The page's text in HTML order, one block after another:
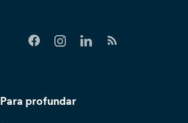
Para profundar